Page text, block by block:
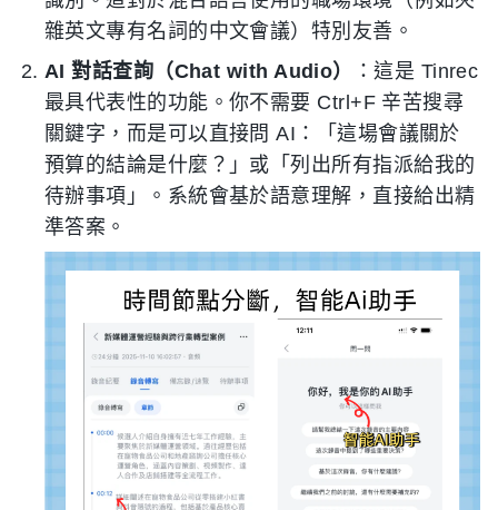
雜英文專有名詞的中文會議）特別友善。
AI 對話查詢（Chat with Audio）
：這是 Tinrec
最具代表性的功能。你不需要 Ctrl+F 辛苦搜尋
關鍵字，而是可以直接問 AI：「這場會議關於
預算的結論是什麼？」或「列出所有指派給我的
待辦事項」。系統會基於語意理解，直接給出精
準答案。